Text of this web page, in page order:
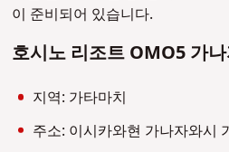
이 준비되어 있습니다.
호시노 리조트 OMO5 가
지역: 가타마치
주소: 이시카와현 가나자와시